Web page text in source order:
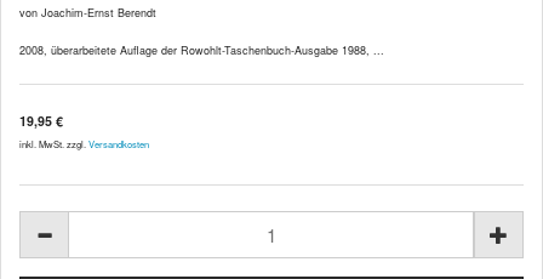
von Joachim-Ernst Berendt
2008, überarbeitete Auflage der Rowohlt-Taschenbuch-Ausgabe 1988, ...
19,95 €
inkl. MwSt. zzgl. Versandkosten